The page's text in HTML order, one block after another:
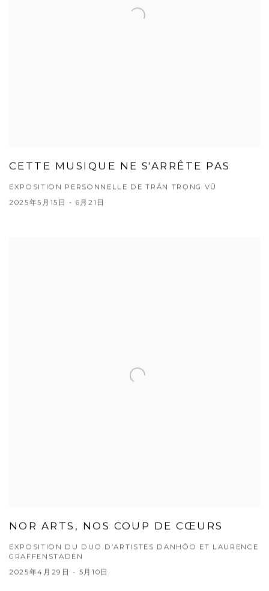
CETTE MUSIQUE NE S'ARRÊTE PAS
EXPOSITION PERSONNELLE DE TRẦN TRỌNG VŨ
2025年5月15日 - 6月21日
NOR ARTS, NOS COUP DE CŒURS
EXPOSITION DU DUO D’ARTISTES DANHÔO ET LAURENCE
GRAFFENSTADEN
2025年4月29日 - 5月10日